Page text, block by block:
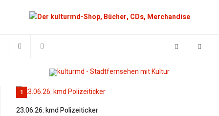
1
23.06.26: kmd Polizeiticker